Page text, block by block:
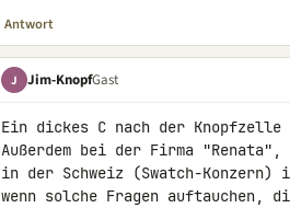
Antwort
J Jim-KnopfGast
Ein dickes C nach der Knopfzelle
Außerdem bei der Firma
in der Schweiz (Swatch-Konzern)
wenn solche Fragen auftauchen,